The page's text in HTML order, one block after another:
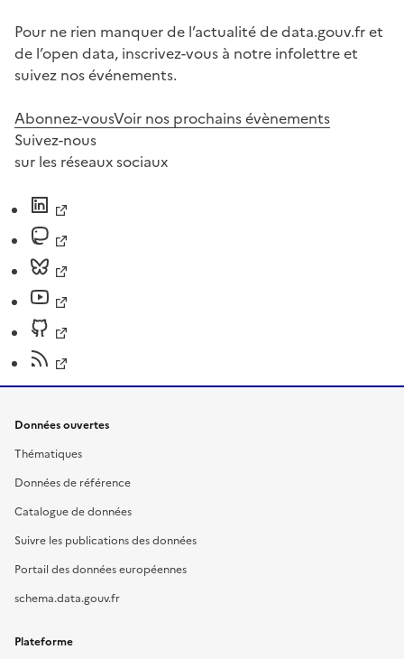
Pour ne rien manquer de l’actualité de data.gouv.fr et
de l’open data, inscrivez-vous à notre infolettre et
suivez nos événements.
Abonnez-vousVoir nos prochains évènements
Suivez-nous
sur les réseaux sociaux
Données ouvertes
Thématiques
Données de référence
Catalogue de données
Suivre les publications des données
Portail des données européennes
schema.data.gouv.fr
Plateforme